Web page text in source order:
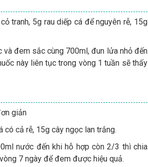
tranh, 5g rau diếp cá để nguyên rễ, 15g
đem sắc cùng 700ml, đun lửa nhỏ đến
này liên tục trong vòng 1 tuần sẽ thấy
giản
có cả rễ, 15g cây ngọc lan trắng.
nước đến khi hỗ hợp còn 2/3 thì chia
7 ngày để đem được hiệu quả.